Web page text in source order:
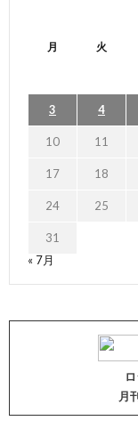
月 火
3 4
10 11
17 18
24 25
31
« 7月
月